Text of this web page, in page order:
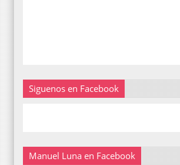
Siguenos en Facebook
Manuel Luna en Facebook